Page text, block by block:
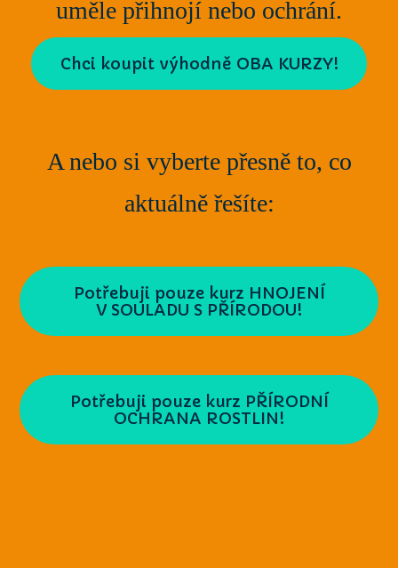
uměle přihnojí nebo ochrání.
Chci koupit výhodně OBA KURZY!
A nebo si vyberte přesně to, co
aktuálně řešíte:
Potřebuji pouze kurz HNOJENÍ
V SOULADU S PŘÍRODOU!
Potřebuji pouze kurz PŘÍRODNÍ
OCHRANA ROSTLIN!